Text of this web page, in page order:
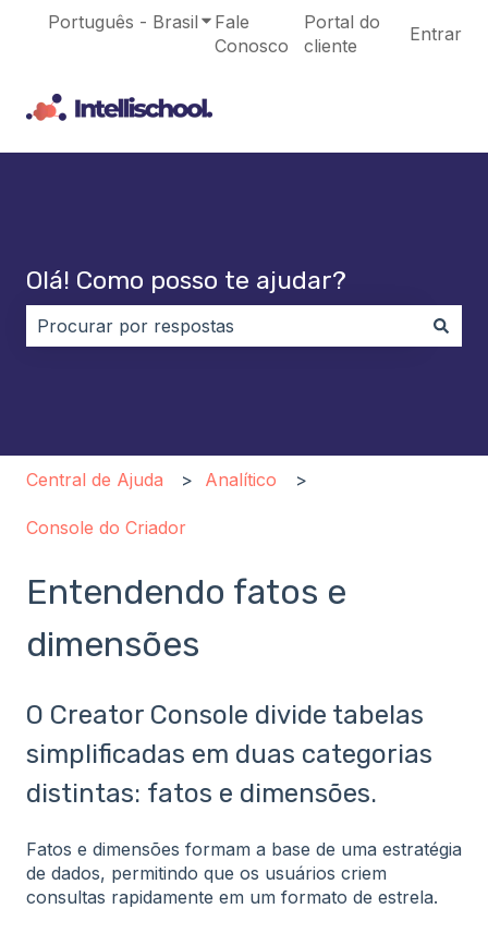
Português - Brasil Mostrar submenu para traduções
Fale
Conosco
Portal do
cliente
Entrar
Olá! Como posso te ajudar?
Central de Ajuda Analítico
Console do Criador
Entendendo fatos e
dimensões
O Creator Console divide tabelas
simplificadas em duas categorias
distintas: fatos e dimensões.
Fatos e dimensões formam a base de uma estratégia
de dados, permitindo que os usuários criem
consultas rapidamente em um formato de estrela.